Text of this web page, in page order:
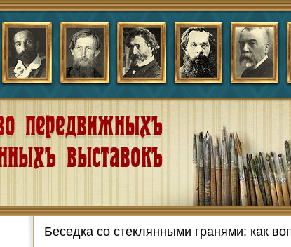
Беседка со стеклянными гранями: как